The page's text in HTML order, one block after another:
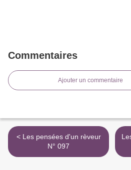
Commentaires
Ajouter un commentaire
< Les pensées d'un rèveur
N° 097